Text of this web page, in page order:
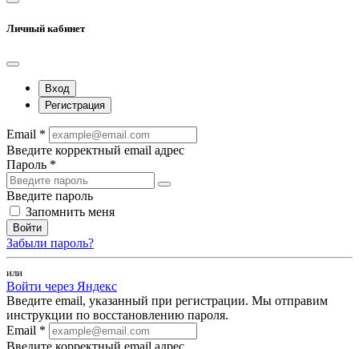
Личный кабинет
Вход
Регистрация
Email *
Введите корректный email адрес
Пароль *
Введите пароль
Запомнить меня
Войти
Забыли пароль?
или
Войти через Яндекс
Введите email, указанный при регистрации. Мы отправим
инструкции по восстановлению пароля.
Email *
Введите корректный email адрес